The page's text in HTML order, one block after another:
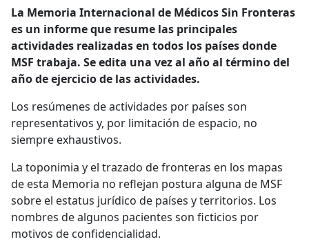
La Memoria Internacional de Médicos Sin Fronteras
es un informe que resume las principales
actividades realizadas en todos los países donde
MSF trabaja. Se edita una vez al año al término del
año de ejercicio de las actividades.
Los resúmenes de actividades por países son
representativos y, por limitación de espacio, no
siempre exhaustivos.
La toponimia y el trazado de fronteras en los mapas
de esta Memoria no reflejan postura alguna de MSF
sobre el estatus jurídico de países y territorios. Los
nombres de algunos pacientes son ficticios por
motivos de confidencialidad.